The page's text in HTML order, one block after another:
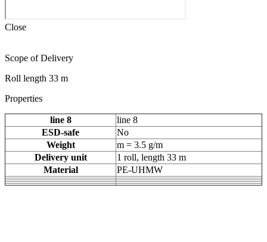
Close
Scope of Delivery
Roll length 33 m
Properties
line 8
line 8
ESD-safe
No
Weight
m = 3.5 g/m
Delivery unit
1 roll, length 33 m
Material
PE-UHMW